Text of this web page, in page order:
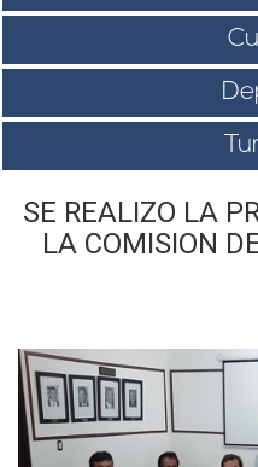
SE REALIZO LA
LA COMISION